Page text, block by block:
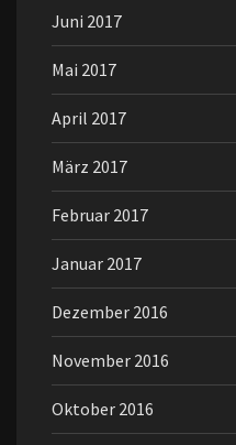
Juni 2017
Mai 2017
April 2017
März 2017
Februar 2017
Januar 2017
Dezember 2016
November 2016
Oktober 2016